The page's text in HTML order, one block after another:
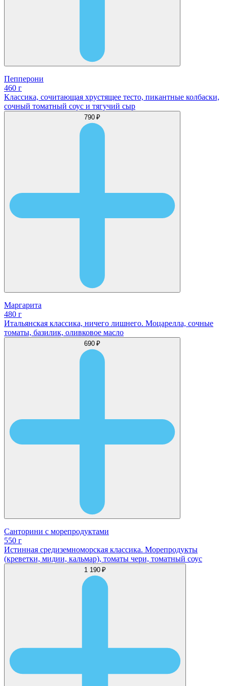
Пепперони
460 г
Классика, сочитающая хрустящее тесто, пикантные колбаски,
сочный томатный соус и тягучий сыр
790 ₽
Маргарита
480 г
Итальянская классика, ничего лишнего. Моцарелла, сочные
томаты, базилик, оливковое масло
690 ₽
Санторини с морепродуктами
550 г
Истинная средиземноморская классика. Морепродукты
(креветки, мидии, кальмар), томаты чери, томатный соус
1 190 ₽